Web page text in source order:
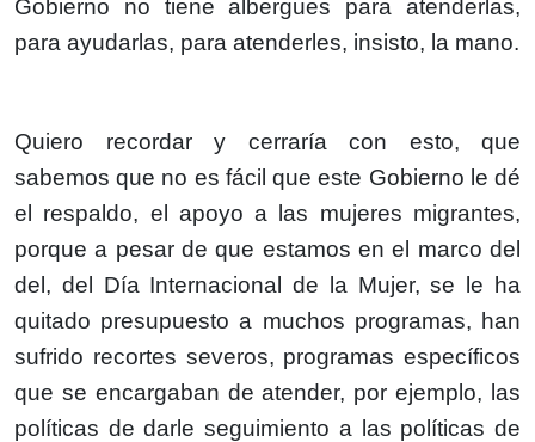
Gobierno no tiene albergues para atenderlas,
para ayudarlas, para atenderles, insisto, la mano.
Quiero recordar y cerraría con esto, que
sabemos que no es fácil que este Gobierno le dé
el respaldo, el apoyo a las mujeres migrantes,
porque a pesar de que estamos en el marco del
del, del Día Internacional de la Mujer, se le ha
quitado presupuesto a muchos programas, han
sufrido recortes severos, programas específicos
que se encargaban de atender, por ejemplo, las
políticas de darle seguimiento a las políticas de